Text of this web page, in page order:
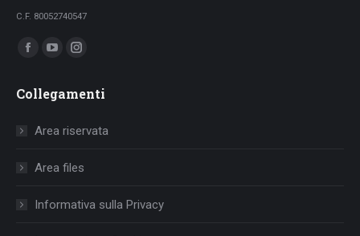
C.F. 80052740547
Ci puoi trovare su:
Facebook
opens
window
YouTube
opens
window
Instagram
opens
Collegamenti
Area riservata
Area files
Informativa sulla Privacy